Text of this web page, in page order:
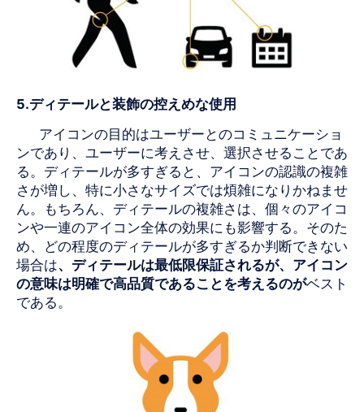
5.ディテールと装飾の控えめな使用
アイコンの目的はユーザーとのコミュニケーショ
ンであり、ユーザーに考えさせ、選択させることであ
る。ディテールが多すぎると、アイコンの認識の複雑
さが増し、特に小さなサイズでは煩雑になりかねませ
ん。もちろん、ディテールの複雑さは、個々のアイコ
ンや一連のアイコン全体の効果にも影響する。そのた
め、どの程度のディテールが多すぎるか判断できない
場合は、ディテールは最低限保証されるが、アイコン
の意味は明確で高品質であることを考えるのがベスト
である。